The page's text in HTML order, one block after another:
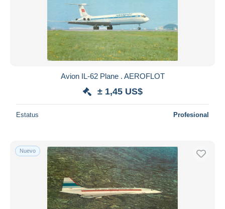
Avion IL-62 Plane . AEROFLOT
± 1,45 US$
Estatus Profesional
Nuevo